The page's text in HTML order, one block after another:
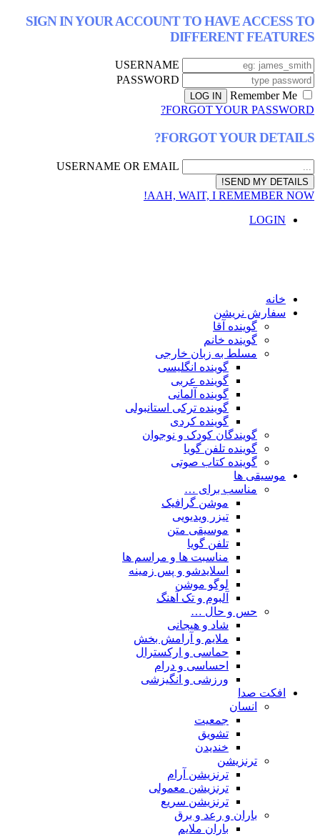
SIGN IN YOUR ACCOUNT TO HAVE ACCESS TO
DIFFERENT FEATURES
USERNAME
PASSWORD
Remember Me
FORGOT YOUR PASSWORD?
FORGOT YOUR DETAILS?
USERNAME OR EMAIL
AAH, WAIT, I REMEMBER NOW!
LOGIN
خانه
سفارش نریشن
گوینده آقا
گوینده خانم
مسلط به زبان خارجی
گوینده انگلیسی
گوینده عربی
گوینده آلمانی
گوینده ترکی استانبولی
گوینده کردی
گویندگان کودک و نوجوان
گوینده تلفن گویا
گوینده کتاب صوتی
موسیقی ها
مناسب برای …
موشن گرافیک
تیزر ویدیویی
موسیقی متن
تلفن گویا
مناسبت ها و مراسم ها
اسلایدشو و پس زمینه
لوگو موشن
آلبوم و تک آهنگ
حس و حال …
شاد و هیجانی
ملایم و آرامش بخش
حماسی و ارکسترال
احساسی و درام
ورزشی و انگیزشی
افکت صدا
انسان
جمعیت
تشویق
خندیدن
ترنزیشن
ترنزیشن آرام
ترنزیشن معمولی
ترنزیشن سریع
باران و رعد و برق
باران ملایم